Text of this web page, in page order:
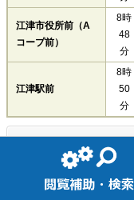
江津市役所前（A
コープ前）
8時
48
分
江津駅前
8時
50
分
表のサイズを切り替える